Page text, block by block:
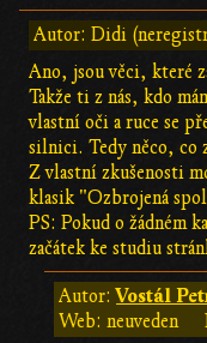
Autor: Didi
Ano, jsou věci, které
Takže ti z nás, kdo
vlastní oči a ruce se
silnici. Tedy něco, co
Z vlastní zkušenosti
klasik "Ozbrojená
PS: Pokud o žádném
začátek ke studiu
Autor:Vostál
Web: neuveden